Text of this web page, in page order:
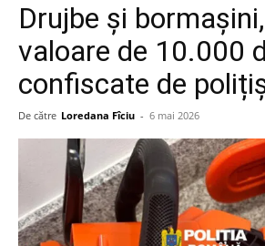
Drujbe și
valoare de 10.000
confiscate de
De către Loredana Fîciu - 6 mai 2026